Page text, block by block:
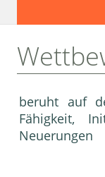
beruht auf
Fähigkeit,